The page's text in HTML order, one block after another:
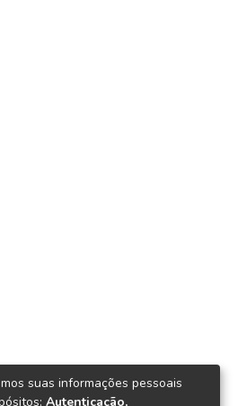
suas informações pessoais
Autenticação,